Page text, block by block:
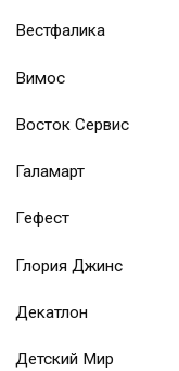
Вестфалика
Вимос
Восток Сервис
Галамарт
Гефест
Глория Джинс
Декатлон
Детский Мир